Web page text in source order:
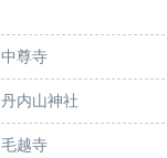
中尊寺
丹内山神社
毛越寺